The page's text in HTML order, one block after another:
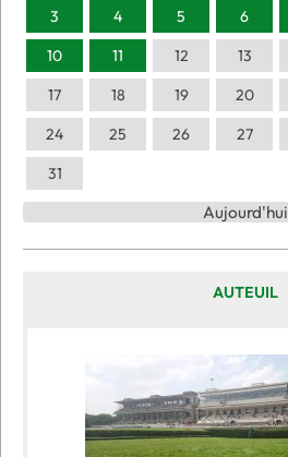
3 4 5 6
10
11 12 13
17
18 19 20
24
25 26 27
31
Aujourd'hui
AUTEUIL